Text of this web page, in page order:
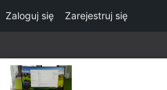
Zaloguj się Zarejestruj się